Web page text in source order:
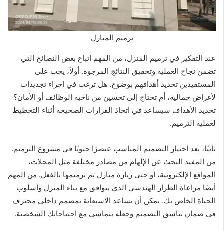
ترميم المنازل
عند التفكير في ترميم المنزل، من المهم اتباع بعض النصائح التي
تضمن نجاح العملية وتحقيق النتائج المرجوة. أولاً، يجب على
المستفيدين تحديد أهدافهم بوضوح. هل ترغب في إجراء تجديدات
لأغراض جمالية، أم تحتاج إلى تحسين من ناحية الوظائف أو الأمان؟
تحديد الأهداف سيساعد في اتخاذ القرارات الصحيحة أثناء التخطيط
لعملية الترميم.
ثانيًا، يعد اختيار التصميم المناسب عنصرًا حيويًا في مشروع الترميم.
من المفيد البحث عن الإلهام من مصادر مختلفة مثل المجلات،
المواقع الإلكترونية، أو حتى زيارة منازل تم ترميمها بالفعل. من المهم
أيضًا مراعاة الطراز الهندسي الذي يتوافق مع بناء المنزل وأسلوب
الحياة الخاص بك. يمكن أن يساعد الاستعانة بمصمم داخلي محترف
في ضمان تناسق التصميم وجعله يتماشى مع احتياجاتك الشخصية.